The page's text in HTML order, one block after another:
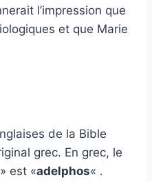
l’impression que
et que Marie
de la Bible
grec. En grec, le
est «adelphos« .